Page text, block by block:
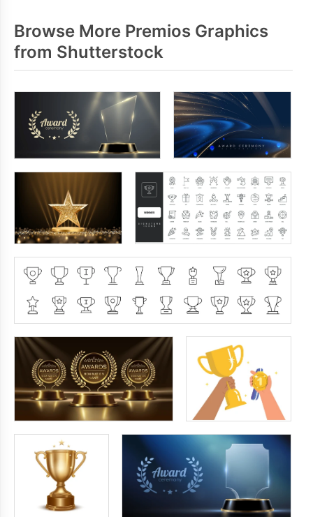
Browse More Premios Graphics
from Shutterstock